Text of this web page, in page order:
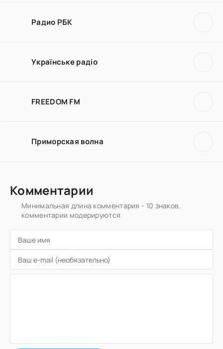
Радио РБК
Українське радіо
FREEDOM FM
Приморская волна
Комментарии
Минимальная длина комментария - 10 знаков.
комментарии модерируются